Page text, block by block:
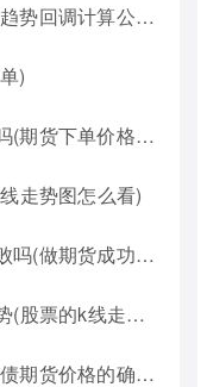
计算公式是什么)
)
下单价格哪个好?)
走势图怎么看)
都经历过失败吗为什么)
期货k线走势一样吗)
货价格的确定)